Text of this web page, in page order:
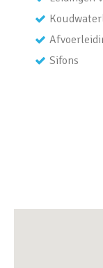
Sifons